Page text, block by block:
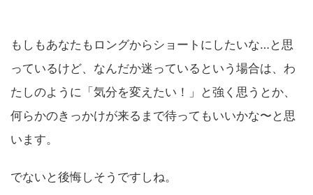
もしもあなたもロングからショートにしたいな…と思
っているけど、なんだか迷っているという場合は、わ
たしのように「気分を変えたい！」と強く思うとか、
何らかのきっかけが来るまで待ってもいいかな〜と思
います。
でないと後悔しそうですしね。